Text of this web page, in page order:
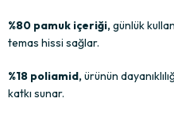
%80 pamuk içeriği,günlük
temas hissi sağlar.
%18 poliamid,ürünün
katkı sunar.